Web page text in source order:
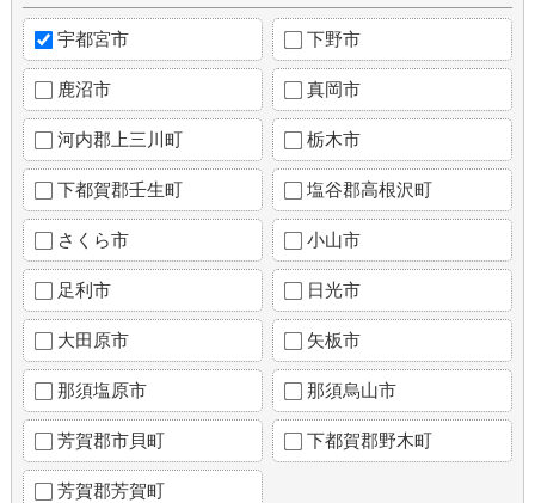
宇都宮市 下野市
鹿沼市 真岡市
河内郡上三川町 栃木市
下都賀郡壬生町 塩谷郡高根沢町
さくら市 小山市
足利市 日光市
大田原市 矢板市
那須塩原市 那須烏山市
芳賀郡市貝町 下都賀郡野木町
芳賀郡芳賀町